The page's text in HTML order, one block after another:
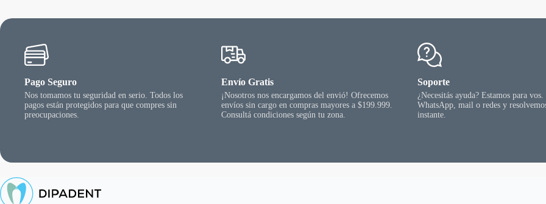
Pago Seguro
Nos tomamos tu seguridad en serio. Todos los
pagos están protegidos para que compres sin
preocupaciones.
Envío Gratis
¡Nosotros nos encargamos del envió! Ofrecemos
envíos sin cargo en compras mayores a $199.999.
Consultá condiciones según tu zona.
Soporte
¿Necesitás ayuda? Estamos para
WhatsApp, mail o redes y
instante.